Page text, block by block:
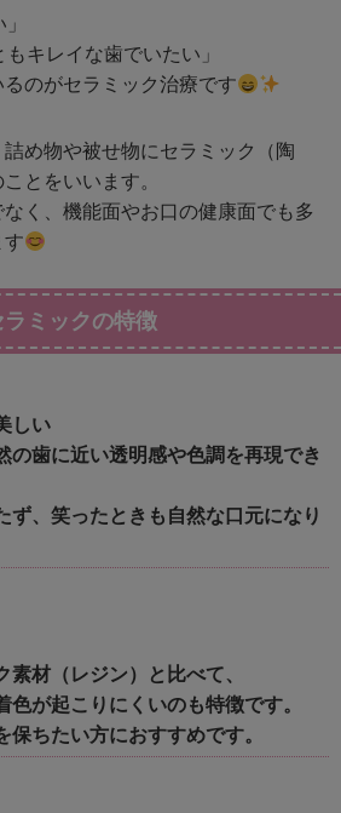
もキレイな歯でいたい」
のがセラミック治療です
め物や被せ物にセラミック（陶
とをいいます。
く、機能面やお口の健康面でも多
す
ラミックの特徴
しい
の歯に近い透明感や色調を再現でき
ず、笑ったときも自然な口元になり
素材（レジン）と比べて、
色が起こりにくいのも特徴です。
保ちたい方におすすめです。